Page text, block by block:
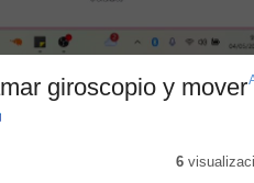
giroscopio y mover
6